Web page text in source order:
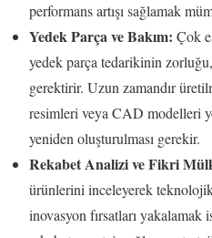
performans artışı sağlamak
Yedek Parça ve Bakım: Çok
yedek parça tedarikinin
gerektirir. Uzun zamandır
resimleri veya CAD modelleri
yeniden oluşturulması gerekir.
Rekabet Analizi ve Fikri
ürünlerini inceleyerek
inovasyon fırsatları